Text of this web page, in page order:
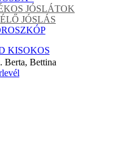
JÓSLÁTOK
ÉLŐ JÓSLÁS
KISOKOS
Berta, Bettina